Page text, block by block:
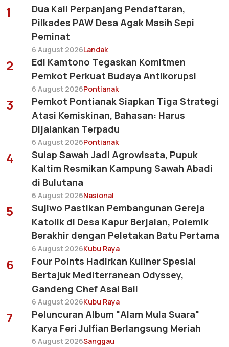
1
Dua Kali Perpanjang Pendaftaran,
Pilkades PAW Desa Agak Masih Sepi
Peminat
6 August 2026Landak
2
Edi Kamtono Tegaskan Komitmen
Pemkot Perkuat Budaya Antikorupsi
6 August 2026Pontianak
3
Pemkot Pontianak Siapkan Tiga Strategi
Atasi Kemiskinan, Bahasan: Harus
Dijalankan Terpadu
6 August 2026Pontianak
4
Sulap Sawah Jadi Agrowisata, Pupuk
Kaltim Resmikan Kampung Sawah Abadi
di Bulutana
6 August 2026Nasional
5
Sujiwo Pastikan Pembangunan Gereja
Katolik di Desa Kapur Berjalan, Polemik
Berakhir dengan Peletakan Batu Pertama
6 August 2026Kubu Raya
6
Four Points Hadirkan Kuliner Spesial
Bertajuk Mediterranean Odyssey,
Gandeng Chef Asal Bali
6 August 2026Kubu Raya
7
Peluncuran Album "Alam Mula Suara"
Karya Feri Julfian Berlangsung Meriah
6 August 2026Sanggau